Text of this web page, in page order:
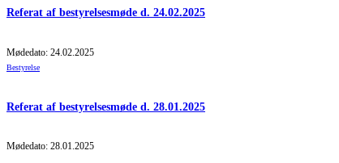
Referat af bestyrelsesmøde d. 24.02.2025
Mødedato: 24.02.2025
Bestyrelse
Referat af bestyrelsesmøde d. 28.01.2025
Mødedato: 28.01.2025